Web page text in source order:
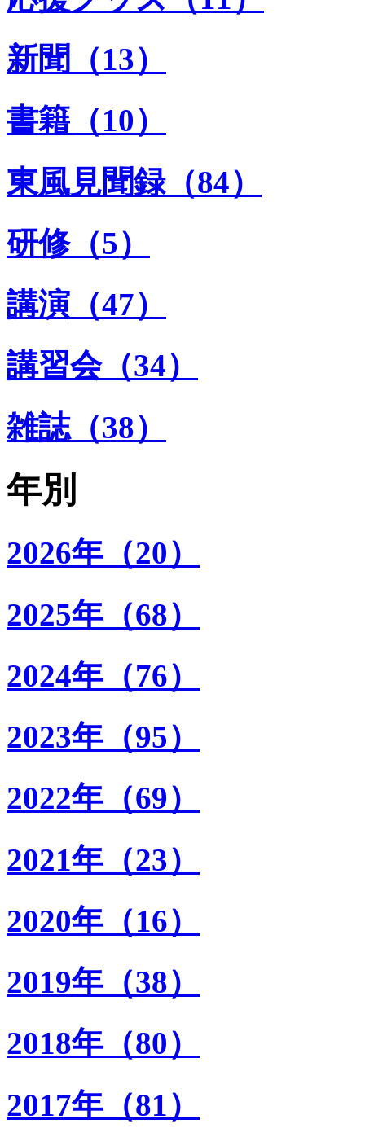
新聞（13）
書籍（10）
東風見聞録（84）
研修（5）
講演（47）
講習会（34）
雑誌（38）
年別
2026年（20）
2025年（68）
2024年（76）
2023年（95）
2022年（69）
2021年（23）
2020年（16）
2019年（38）
2018年（80）
2017年（81）